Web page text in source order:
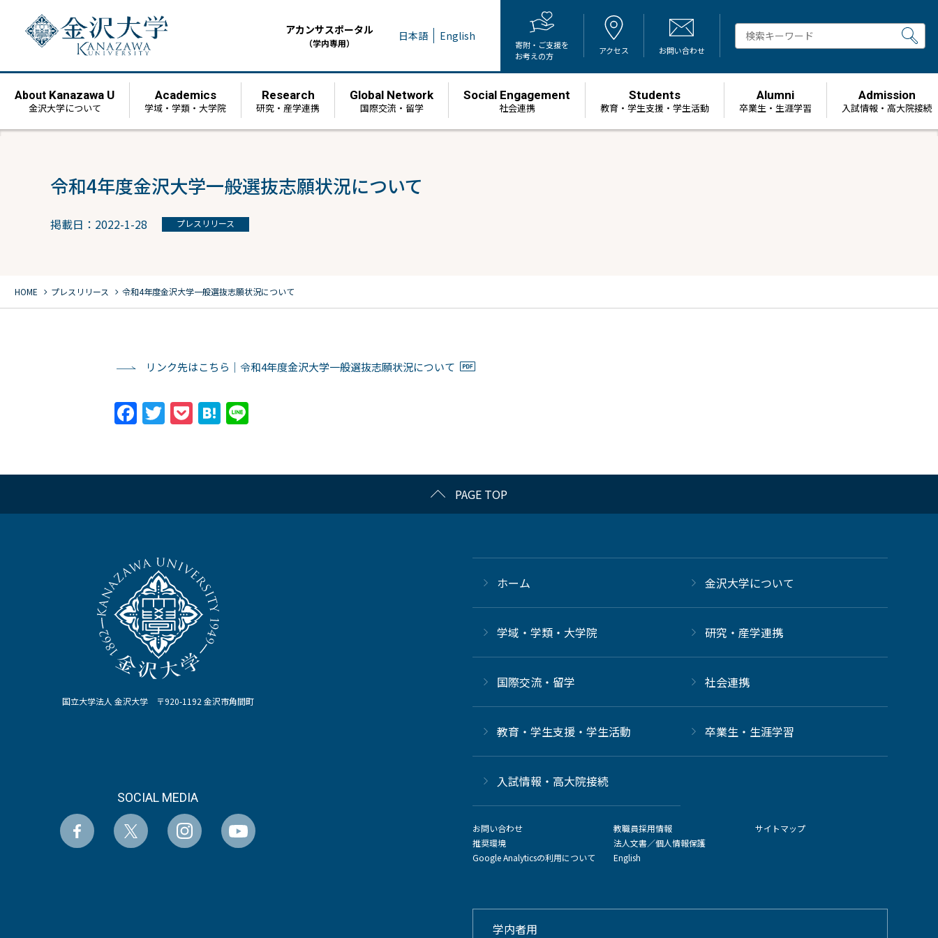
アカンサスポータル
（学内専用） 日本語 English
寄附・ご支援を
お考えの方
アクセス お問い合わせ
About Kanazawa U
金沢大学について
Academics
学域・学類・大学院
Research
研究・産学連携
Global Network
国際交流・留学
Social Engagement
社会連携
Students
教育・学生支援・学生活動
Alumni
卒業生・生涯学習
Admission
⼊試情報・高大院接続
令和4年度金沢大学一般選抜志願状況について
掲載日：2022-1-28 プレスリリース
HOME chevron_right プレスリリース chevron_right 令和4年度金沢大学一般選抜志願状況について
リンク先はこちら｜令和4年度金沢大学一般選抜志願状況について
Facebook
Twitter
PocketHatena
PAGE TOP
国立大学法人 金沢大学 〒920-1192 金沢市角間町
SOCIAL MEDIA
ホーム 金沢大学について
学域・学類・大学院 研究・産学連携
国際交流・留学 社会連携
教育・学生支援・学生活動 卒業生・生涯学習
⼊試情報・高大院接続
お問い合わせ
推奨環境
Google Analyticsの利用について
教職員採用情報
法人文書／個人情報保護
English
サイトマップ
学内者用